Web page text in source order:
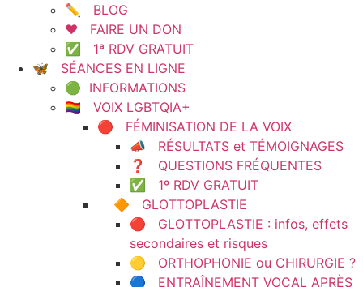
✏️ BLOG
❤️ FAIRE UN DON
✅ 1ª RDV GRATUIT
🦋 SÉANCES EN LIGNE
🟢 INFORMATIONS
🏳️‍🌈 VOIX LGBTQIA+
🔴 FÉMINISATION DE LA VOIX
📣 RÉSULTATS et TÉMOIGNAGES
❓ QUESTIONS FRÉQUENTES
✅ 1º RDV GRATUIT
🔶 GLOTTOPLASTIE
🔴 GLOTTOPLASTIE : infos, effets
secondaires et risques
🟡 ORTHOPHONIE ou CHIRURGIE ?
🔵 ENTRAÎNEMENT VOCAL APRÈS